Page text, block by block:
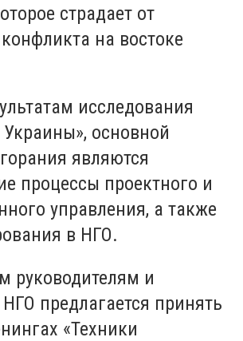
страдает от
на востоке
исследования
основной
являются
процессы проектного и
управления, а также
в НГО.
руководителям и
предлагается принять
«Техники